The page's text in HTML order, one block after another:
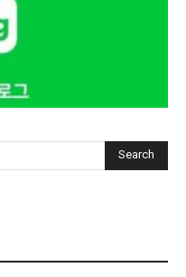
Search